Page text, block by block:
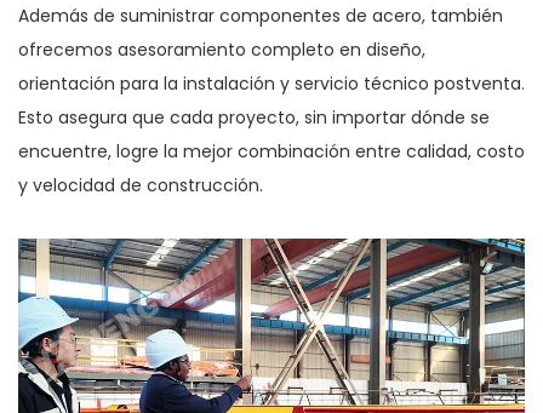
Además de suministrar componentes de acero, también
ofrecemos asesoramiento completo en diseño,
orientación para la instalación y servicio técnico postventa.
Esto asegura que cada proyecto, sin importar dónde se
encuentre, logre la mejor combinación entre calidad, costo
y velocidad de construcción.